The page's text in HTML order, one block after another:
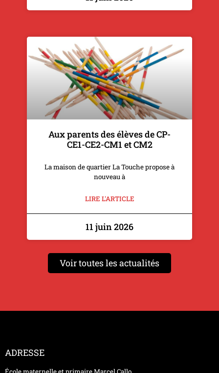
Aux parents des élèves de CP-
CE1-CE2-CM1 et CM2
La maison de quartier La Touche propose à
nouveau à
LIRE L'ARTICLE
11 juin 2026
Voir toutes les actualités
ADRESSE